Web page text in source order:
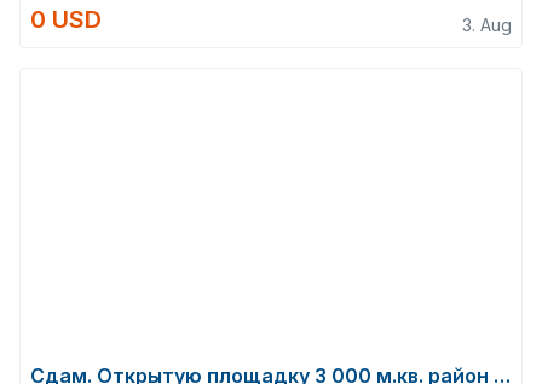
0 USD 3. Aug
Сдам. Открытую площадку 3 000 м.кв. район ж/м Северный, ул.Александра Оцупа